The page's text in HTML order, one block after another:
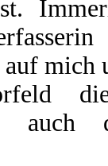
mich
auch